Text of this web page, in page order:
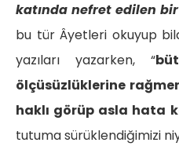
katında nefret edilen
bu tür Âyetleri okuyup
yazıları yazarken, “
ölçüsüzlüklerine
haklı görüp asla hata
tutuma sürüklendiğimizi